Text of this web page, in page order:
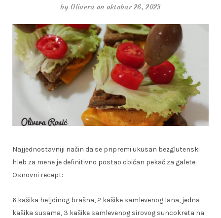
byOlivera on oktobar 26, 2023
Najjednostavniji način da se pripremi ukusan bezglutenski
hleb za mene je definitivno postao običan pekač za galete.
Osnovni recept:
6 kašika heljdinog brašna, 2 kašike samlevenog lana, jedna
kašika susama, 3 kašike samlevenog sirovog suncokreta na